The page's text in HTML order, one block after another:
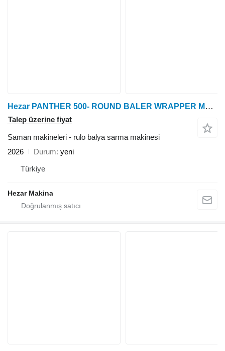
Hezar PANTHER 500- ROUND BALER WRAPPER MACHINE
Talep üzerine fiyat
Saman makineleri - rulo balya sarma makinesi
2026
Durum yeni
Türkiye
Hezar Makina